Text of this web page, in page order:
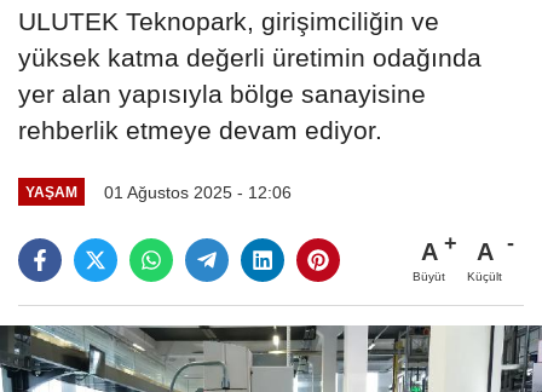
ULUTEK Teknopark, girişimciliğin ve
yüksek katma değerli üretimin odağında
yer alan yapısıyla bölge sanayisine
rehberlik etmeye devam ediyor.
YAŞAM 01 Ağustos 2025 - 12:06
A
Büyüt
A
Küçült